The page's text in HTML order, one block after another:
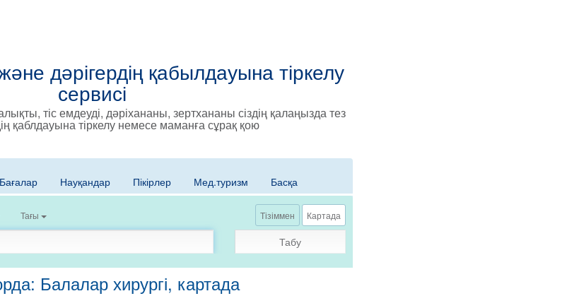
дәрігердің қабылдауына тіркелу
сервисі
тіс емдеуді, дәріхананы, зертхананы сіздің қалаңызда тез
қаблдауына тіркелу немесе маманға сұрақ қою
Бағалар Науқандар Пікірлер Мед.туризм Басқа
Тағы Тізіммен Картада
Табу
Балалар хирургі, картада